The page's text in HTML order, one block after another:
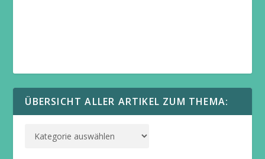
ÜBERSICHT ALLER ARTIKEL ZUM THEMA: